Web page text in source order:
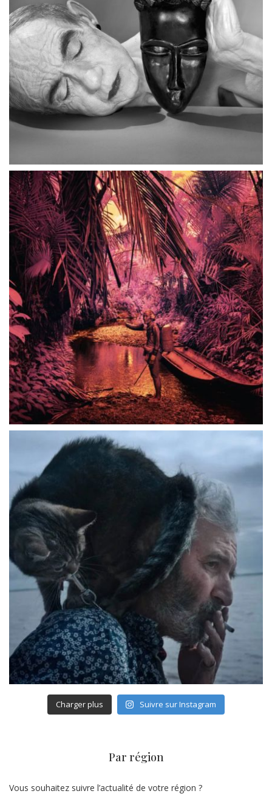
Charger plus Suivre sur Instagram
Par région
Vous souhaitez suivre l’actualité de votre région ?